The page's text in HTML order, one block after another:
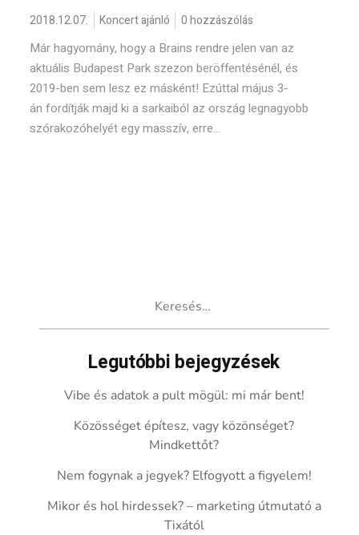
2018.12.07. Koncert ajánló 0 hozzászólás
Már hagyomány, hogy a Brains rendre jelen van az
aktuális Budapest Park szezon beröffentésénél, és
2019-ben sem lesz ez másként! Ezúttal május 3-
án fordítják majd ki a sarkaiból az ország legnagyobb
szórakozóhelyét egy masszív, erre...
Legutóbbi bejegyzések
Vibe és adatok a pult mögül: mi már bent!
Közösséget építesz, vagy közönséget?
Mindkettőt?
Nem fogynak a jegyek? Elfogyott a figyelem!
Mikor és hol hirdessek? – marketing útmutató a
Tixától